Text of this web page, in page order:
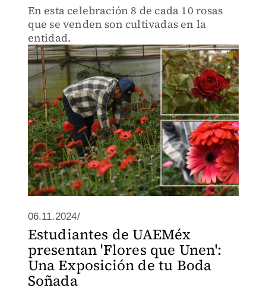
En esta celebración 8 de cada 10 rosas
que se venden son cultivadas en la
entidad.
06.11.2024/
Estudiantes de UAEMéx
presentan 'Flores que Unen':
Una Exposición de tu Boda
Soñada